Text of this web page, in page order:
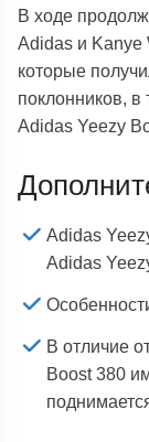
В ходе
Adidas и Kanye
которые
поклонников,
Adidas Yeezy
Adidas
Adidas
В отличие
Boost 380